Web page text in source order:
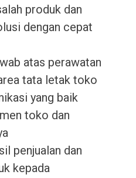
produk dan
dengan cepat
atas perawatan
tata letak toko
yang baik
toko dan
penjualan dan
kepada